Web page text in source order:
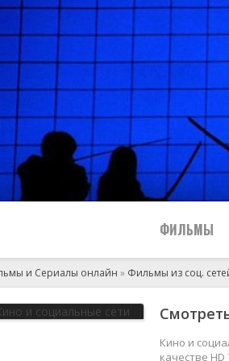
ФИЛЬМЫ
2024
и Сериалы онлайн » Фильмы из соц.
Кино и
качестве